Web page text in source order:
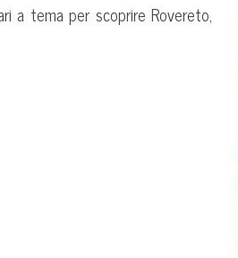
a tema per scoprire Rovereto,